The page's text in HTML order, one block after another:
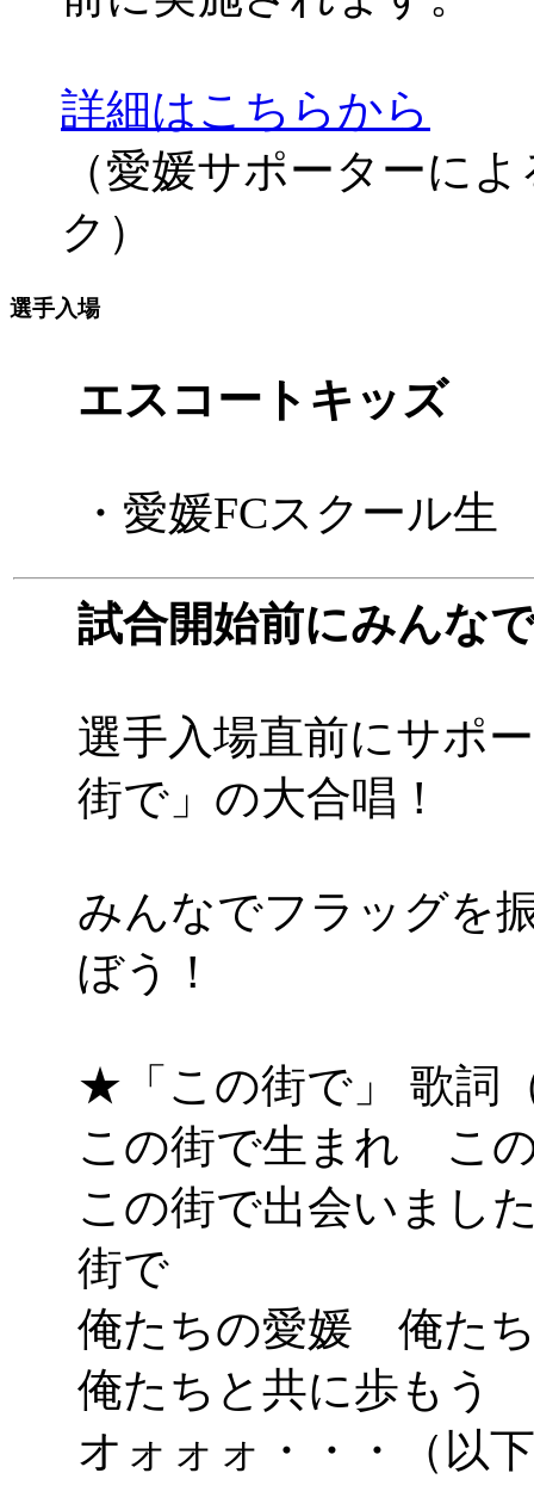
詳細はこちらから
（愛媛サポーターに
ク）
選手入場
エスコートキッズ
・愛媛FCスクール生
試合開始前にみんな
選手入場直前にサポ
街で」の大合唱！
みんなでフラッグを
ぼう！
★「この街で」 歌詞
この街で生まれ こ
この街で出会いま
街で
俺たちの愛媛 俺た
俺たちと共に歩も
オォォォ・・・（以